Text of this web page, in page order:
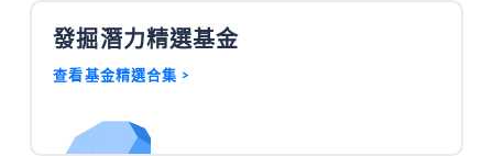
發掘潛力精選基金
查看基金精選合集 >